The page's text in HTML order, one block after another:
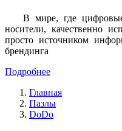
В мире, где
носители, качественно
просто источником
брендинга
Подробнее
Главная
Пазлы
DoDo